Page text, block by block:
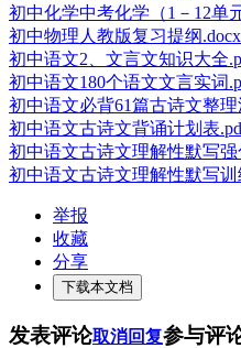
初中化学中考化学（1－12单
初中物理人教版复习提纲.docx
初中语文2、文言文知识大全
初中语文180个语文文言实词
初中语文必背61篇古诗文整理
初中语文古诗文背诵计划表
初中语文古诗文理解性默写强
初中语文古诗文理解性默写
举报
收藏
分享
下载本文档
发表评论取消回复参与评